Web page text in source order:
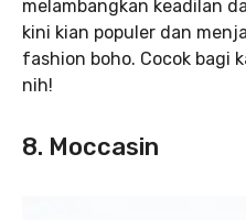
melambangkan keadilan
kini kian populer dan
fashion boho. Cocok bagi
nih!
8. Moccasin